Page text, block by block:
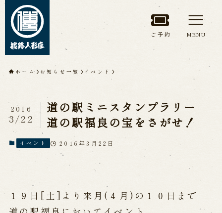
トップページ
淡路人形座について
淡路人形座とは
座員紹介
人間国宝 故鶴澤友路師匠
淡路人形座の成り立ち
淡路人形座で研修した人々
淡路人形浄瑠璃を受け継いで
公演情報
ご予約 MENU
ホーム お知らせ一覧 イベント
道の駅ミニスタンプラリー
道の駅福良の宝をさがせ！
2016
3/22
イベント 2016年3月22日
１９日[土]より来月(４月)の１０日まで